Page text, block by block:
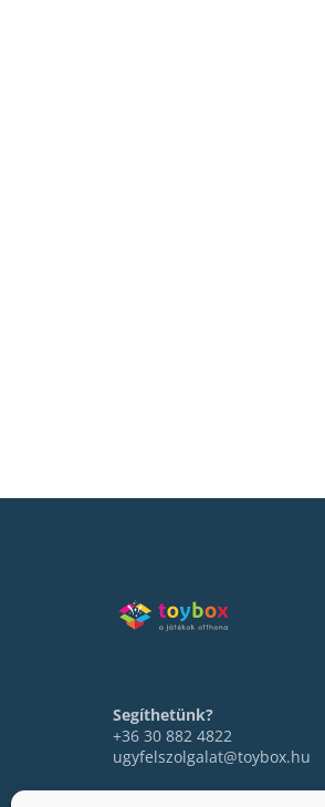
Segíthetünk?
+36 30 882 4822
ugyfelszolgalat@toybox.hu